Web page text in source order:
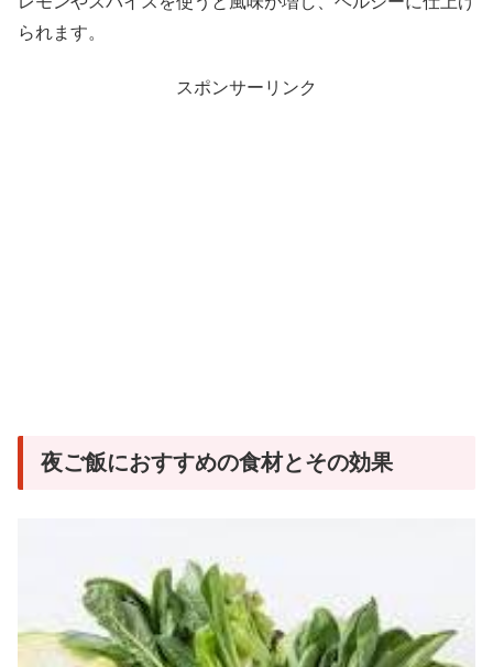
られます。
スポンサーリンク
夜ご飯におすすめの食材とその効果